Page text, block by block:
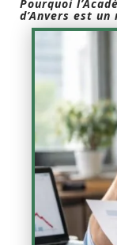
Pourquoi
d’Anvers est